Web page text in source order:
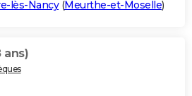
lès-Nancy(Meurthe-et-Moselle)
ans)